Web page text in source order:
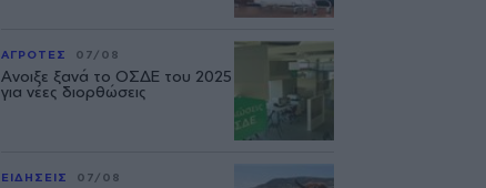
ΑΓΡΟΤΕΣ 07/08
Ανοιξε ξανά το ΟΣΔΕ του 2025
για νέες διορθώσεις
ΕΙΔΗΣΕΙΣ 07/08